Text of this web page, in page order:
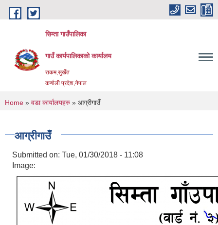
Skip to main content
सिम्ता गाउँपालिका
गाउँ कार्यपालिकाको कार्यालय
राकम,सुर्खेत
कर्णाली प्रदेश,नेपाल
You are here
Home » वडा कार्यालयहरु » आग्रीगाउँ
आग्रीगाउँ
Submitted on: Tue, 01/30/2018 - 11:08
Image: